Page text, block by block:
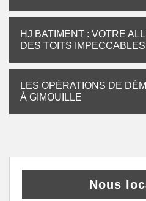
HJ BATIMENT : VOTRE
DES TOITS
LES OPÉRATIONS DE
À GIMOUILLE
Nous